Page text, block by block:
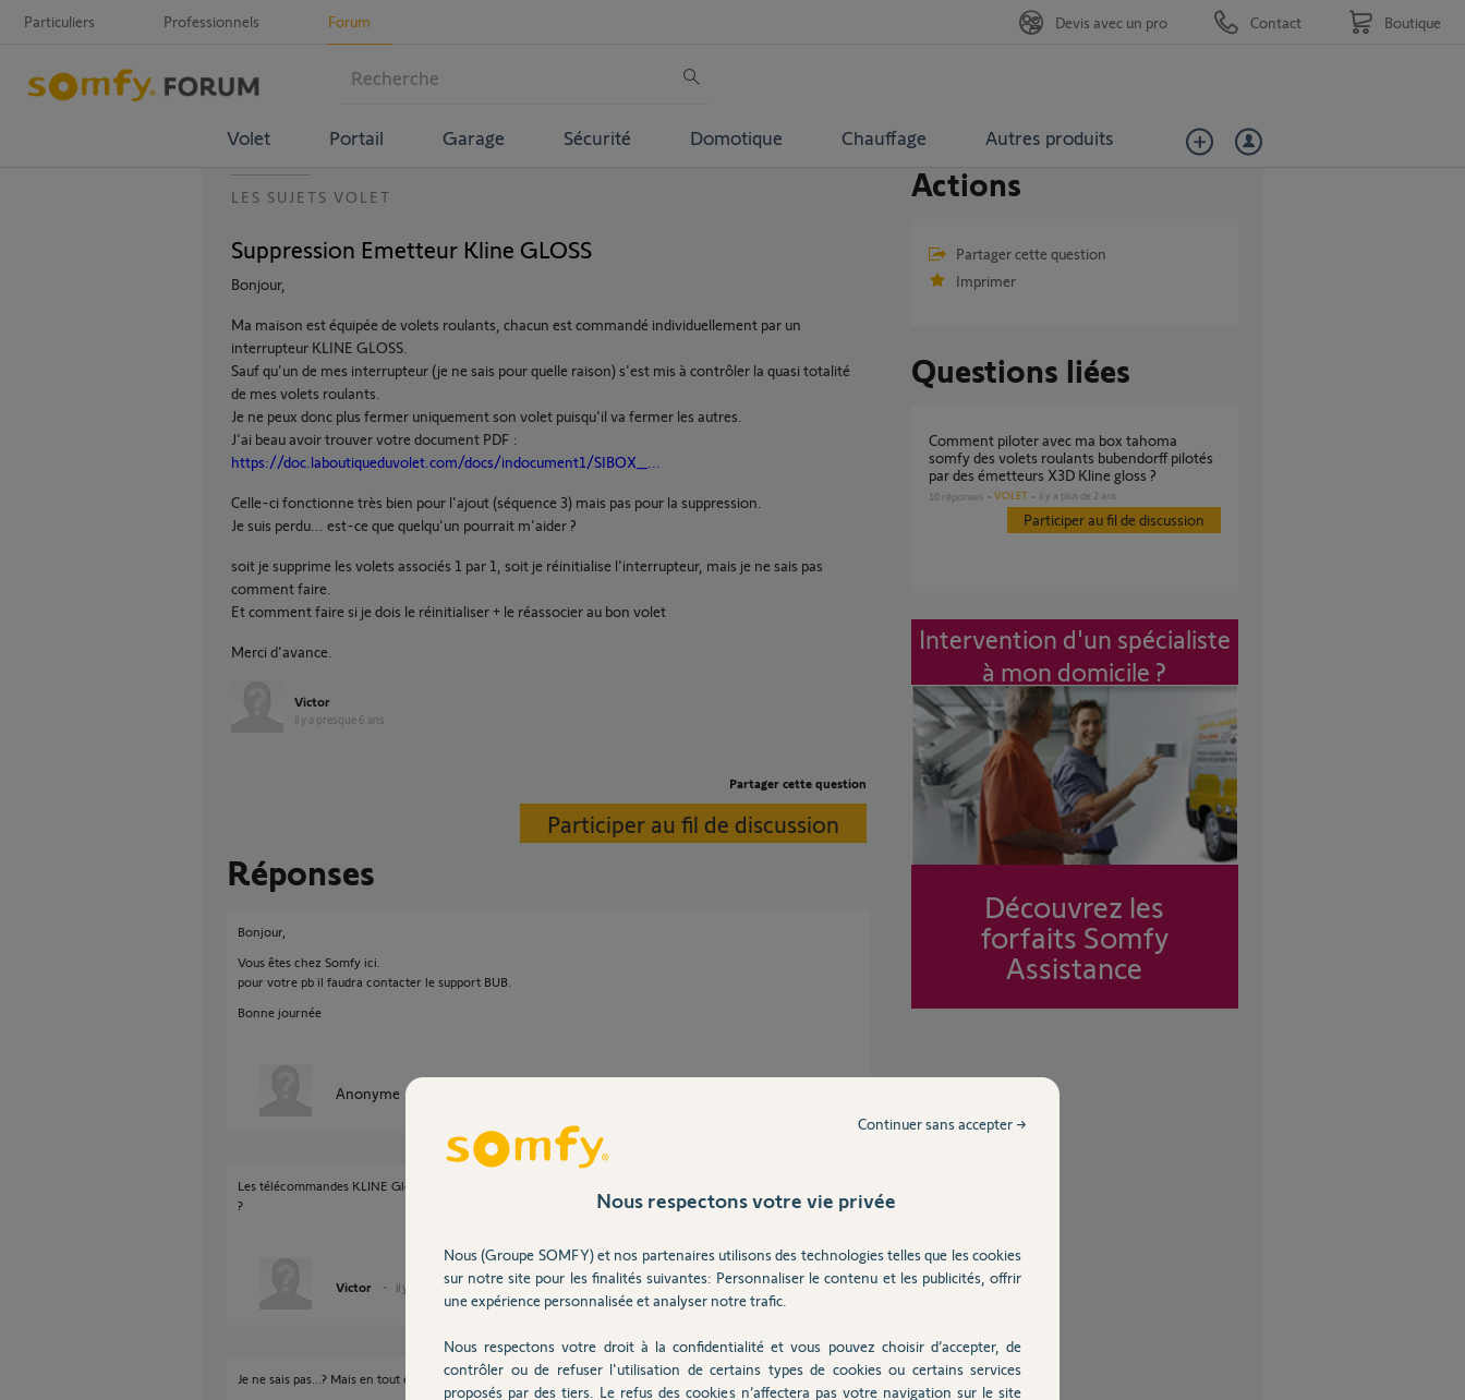
Particuliers Professionnels Forum
Volet Portail Garage Sécurité Domotique Chauffage Autres produits
Devis avec un pro Contact Boutique
LES SUJETS VOLET
Suppression Emetteur Kline GLOSS
Bonjour,
Ma maison est équipée de volets roulants, chacun est commandé individuellement par un
interrupteur KLINE GLOSS.
Sauf qu'un de mes interrupteur (je ne sais pour quelle raison) s'est mis à contrôler la quasi totalité
de mes volets roulants.
Je ne peux donc plus fermer uniquement son volet puisqu'il va fermer les autres.
J'ai beau avoir trouver votre document PDF :
https://doc.laboutiqueduvolet.com/docs/indocument1/SIBOX_...
Celle-ci fonctionne très bien pour l'ajout (séquence 3) mais pas pour la suppression.
Je suis perdu... est-ce que quelqu'un pourrait m'aider ?
soit je supprime les volets associés 1 par 1, soit je réinitialise l'interrupteur, mais je ne sais pas
comment faire.
Et comment faire si je dois le réinitialiser + le réassocier au bon volet
Merci d'avance.
Victor
il y a presque 6 ans
Partager cette question
Participer au fil de discussion
Réponses
Bonjour,
Vous êtes chez Somfy ici.
pour votre pb il faudra contacter le support BUB.
Bonne journée
Anonyme
Les télécommandes KLINE Gloss sont forcément associés à des volets roulants budendorff
?
Victor il y a presque 6 ans
Je ne sais pas...? Mais en tout cas certainement pas sur du Somfy.
Actions
Partager cette question
Imprimer
Questions liées
Comment piloter avec ma box tahoma
somfy des volets roulants bubendorff pilotés
par des émetteurs X3D Kline gloss ?
10 réponses VOLET il y a plus de 2 ans
Participer au fil de discussion
Intervention d'un spécialiste
à mon domicile ?
Découvrez les
forfaits Somfy
Assistance
Nous respectons votre vie privée
Nous (Groupe SOMFY) et nos partenaires utilisons des technologies telles que les cookies
sur notre site pour les finalités suivantes: Personnaliser le contenu et les publicités, offrir
une expérience personnalisée et analyser notre trafic.
Nous respectons votre droit à la confidentialité et vous pouvez choisir d’accepter, de
contrôler ou de refuser l'utilisation de certains types de cookies ou certains services
proposés par des tiers. Le refus des cookies n’affectera pas votre navigation sur le site
Continuer sans accepter →